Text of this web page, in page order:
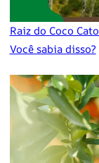
Raiz do Coco
Você sabia disso?